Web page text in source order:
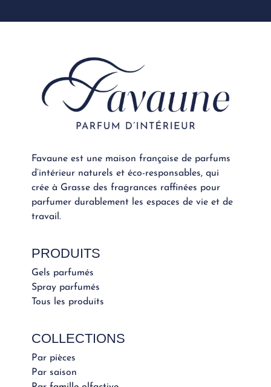
PRODUITS
Gels parfumés
Spray parfumés
Tous les produits
Favaune est une maison française de parfums
d’intérieur naturels et éco-responsables, qui
crée à Grasse des fragrances raffinées pour
parfumer durablement les espaces de vie et de
travail.
COLLECTIONS
Par pièces
Par saison